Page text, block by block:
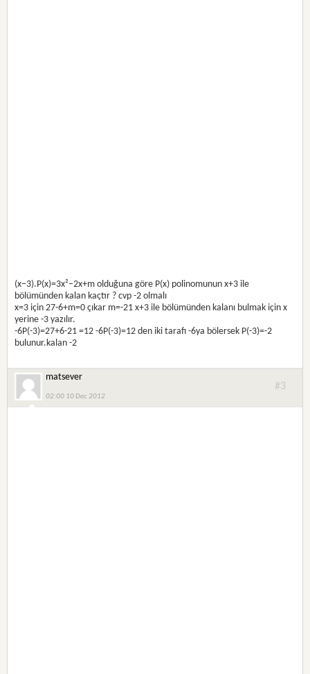
(x−3).P(x)=3x²−2x+m olduğuna göre P(x) polinomunun x+3 ile
bölümünden kalan kaçtır ? cvp -2 olmalı
x=3 için 27-6+m=0 çıkar m=-21 x+3 ile bölümünden kalanı bulmak için x
yerine -3 yazılır.
-6P(-3)=27+6-21 =12 -6P(-3)=12 den iki tarafı -6ya bölersek P(-3)=-2
bulunur.kalan -2
matsever
02:00 10 Dec 2012
#3